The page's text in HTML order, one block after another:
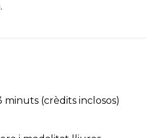
minuts (crèdits inclosos)